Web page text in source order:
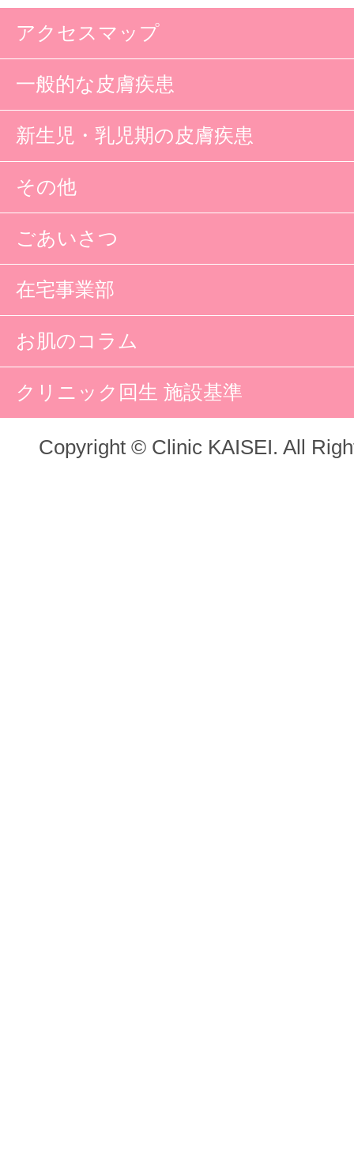
アクセスマップ
一般的な皮膚疾患
新生児・乳児期の皮膚疾患
その他
ごあいさつ
在宅事業部
お肌のコラム
クリニック回生 施設基準
Copyright © Clinic KAISEI. All